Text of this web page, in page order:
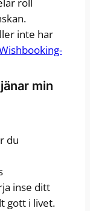
roll
inte har
min
du
inse ditt
gott i livet.